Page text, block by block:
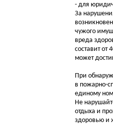
- для
За
чужого
вреда
составит от
может
При
в пожарно-
единому
Не
отдыха и
здоровью и